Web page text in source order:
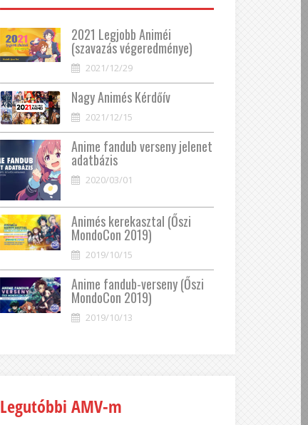
2021 Legjobb Animéi
(szavazás végeredménye)
2021/12/29
Nagy Animés Kérdőív
2021/12/15
Anime fandub verseny jelenet
adatbázis
2020/03/01
Animés kerekasztal (Őszi
MondoCon 2019)
2019/10/15
Anime fandub-verseny (Őszi
MondoCon 2019)
2019/10/13
Legutóbbi AMV-m